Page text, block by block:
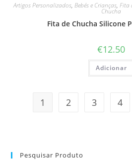
Artigos Personalizados, Bebés e Crianças, Fita
Chucha
Fita de Chucha Silicone
€12.50
Adicionar
1 2 3 4
Pesquisar Produto